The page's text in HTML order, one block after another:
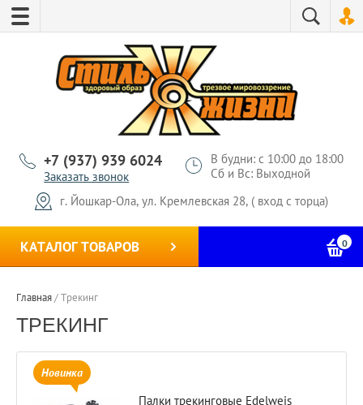
+7 (937) 939 6024
Заказать звонок
В будни: с 10:00 до 18:00
Сб и Вс: Выходной
г. Йошкар-Ола, ул. Кремлевская 28, ( вход с торца)
КАТАЛОГ ТОВАРОВ 0
Главная/Трекинг
ТРЕКИНГ
Новинка
Палки трекинговые Edelweis